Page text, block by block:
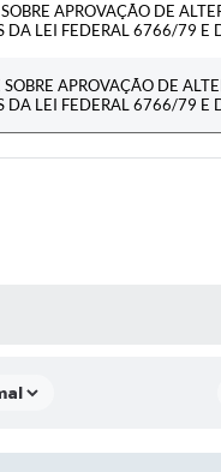
APROVAÇÃO DE
DA LEI FEDERAL 6766/79 E
SOBRE APROVAÇÃO DE
DA LEI FEDERAL 6766/79 E